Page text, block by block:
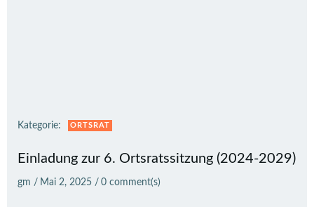
Kategorie: ORTSRAT
Einladung zur 6. Ortsratssitzung (2024-2029)
gm / Mai 2, 2025 / 0 comment(s)